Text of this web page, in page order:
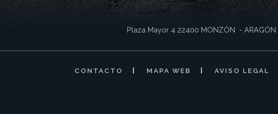
Plaza Mayor 4 22400 MONZÓN - ARAGÓN
CONTACTO MAPA WEB AVISO LEGAL